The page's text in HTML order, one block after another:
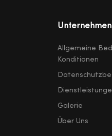
Unternehmen
Allgemeine
Konditionen
Galerie
Über Uns